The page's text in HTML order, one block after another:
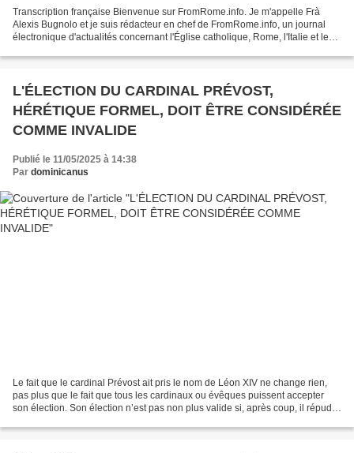
Transcription française Bienvenue sur FromRome.info. Je m'appelle Frà
Alexis Bugnolo et je suis rédacteur en chef de FromRome.info, un journal
électronique d'actualités concernant l'Église catholique, Rome, l'Italie et le
L'ÉLECTION DU CARDINAL PRÉVOST,
HÉRÉTIQUE FORMEL, DOIT ÊTRE CONSIDÉRÉE
COMME INVALIDE
Publié le 11/05/2025 à 14:38
Par dominicanus
Le fait que le cardinal Prévost ait pris le nom de Léon XIV ne change rien,
pas plus que le fait que tous les cardinaux ou évêques puissent accepter
son élection. Son élection n’est pas non plus valide si, après coup, il répudie